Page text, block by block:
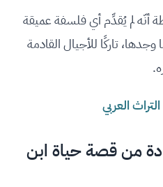
أنّه لم يُقدِّم أي فلسفة عميقة
وجدها، تاركًا للأجيال القادمة
العربي
من قصة حياة ابن